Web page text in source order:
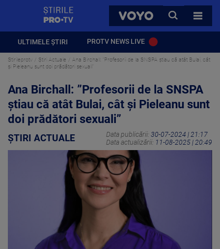
VOYO
CAUTA
TOATE
ULTIMELE ȘTIRI PROTV NEWS LIVE
Stirileprotv Știri Actuale
Ana Birchall: ”Profesorii de la SNSPA știau că atât Bulai, cât
și Pieleanu sunt doi prădători sexuali”
Ana Birchall: ”Profesorii de la SNSPA
știau că atât Bulai, cât și Pieleanu sunt
doi prădători sexuali”
ȘTIRI ACTUALE Data publicării: 30-07-2024 | 21:17
Data actualizării: 11-08-2025 | 20:49